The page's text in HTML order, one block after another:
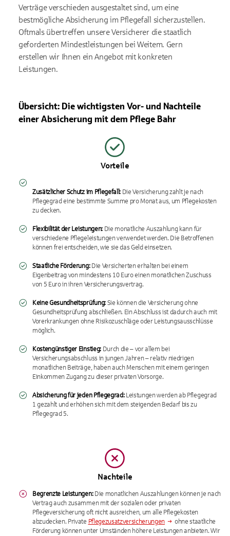
Verträge verschieden ausgestaltet sind, um eine
bestmögliche Absicherung im Pflegefall sicherzustellen.
Oftmals übertreffen unsere Versicherer die staatlich
geforderten Mindestleistungen bei Weitem. Gern
erstellen wir Ihnen ein Angebot mit konkreten
Leistungen.
Übersicht: Die wichtigsten Vor- und Nachteile
einer Absicherung mit dem Pflege Bahr
Vorteile
Zusätzlicher Schutz im Pflegefall:Die Versicherung zahlt je nach
Pflegegrad eine bestimmte Summe pro Monat aus, um Pflegekosten
zu decken.
Flexibilität der Leistungen:Die monatliche Auszahlung kann für
verschiedene Pflegeleistungen verwendet werden. Die Betroffenen
können frei entscheiden, wie sie das Geld einsetzen.
Staatliche Förderung:Die Versicherten erhalten bei einem
Eigenbeitrag von mindestens 10 Euro einen monatlichen Zuschuss
von 5 Euro in ihren Versicherungsvertrag.
Keine Gesundheitsprüfung:Sie können die Versicherung ohne
Gesundheitsprüfung abschließen. Ein Abschluss ist dadurch auch mit
Vorerkrankungen ohne Risikozuschläge oder Leistungsausschlüsse
möglich.
Kostengünstiger Einstieg:Durch die – vor allem bei
Versicherungsabschluss in jungen Jahren – relativ niedrigen
monatlichen Beiträge, haben auch Menschen mit einem geringen
Einkommen Zugang zu dieser privaten Vorsorge.
Absicherung für jeden Pflegegrad:Leistungen werden ab Pflegegrad
1 gezahlt und erhöhen sich mit dem steigenden Bedarf bis zu
Pflegegrad 5.
Nachteile
Begrenzte Leistungen:Die monatlichen Auszahlungen können je nach
Vertrag auch zusammen mit der sozialen oder privaten
Pflegeversicherung oft nicht ausreichen, um alle Pflegekosten
abzudecken. Private Pflegezusatzversicherungen
ohne staatliche
Förderung können unter Umständen höhere Leistungen anbieten. Wir